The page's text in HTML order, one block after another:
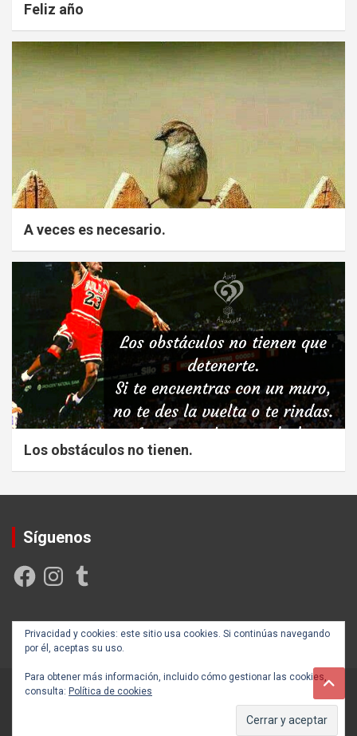
Feliz año
A veces es necesario.
Los obstáculos no tienen.
Síguenos
FacebookInstagramTumblr
Privacidad y cookies: este sitio usa cookies. Si continúas navegando
por él, aceptas su uso.
Para obtener más información, incluido cómo gestionar las cookies,
consulta: Política de cookies
Creada y posicionada por Rogama Informática
Autoayúdate